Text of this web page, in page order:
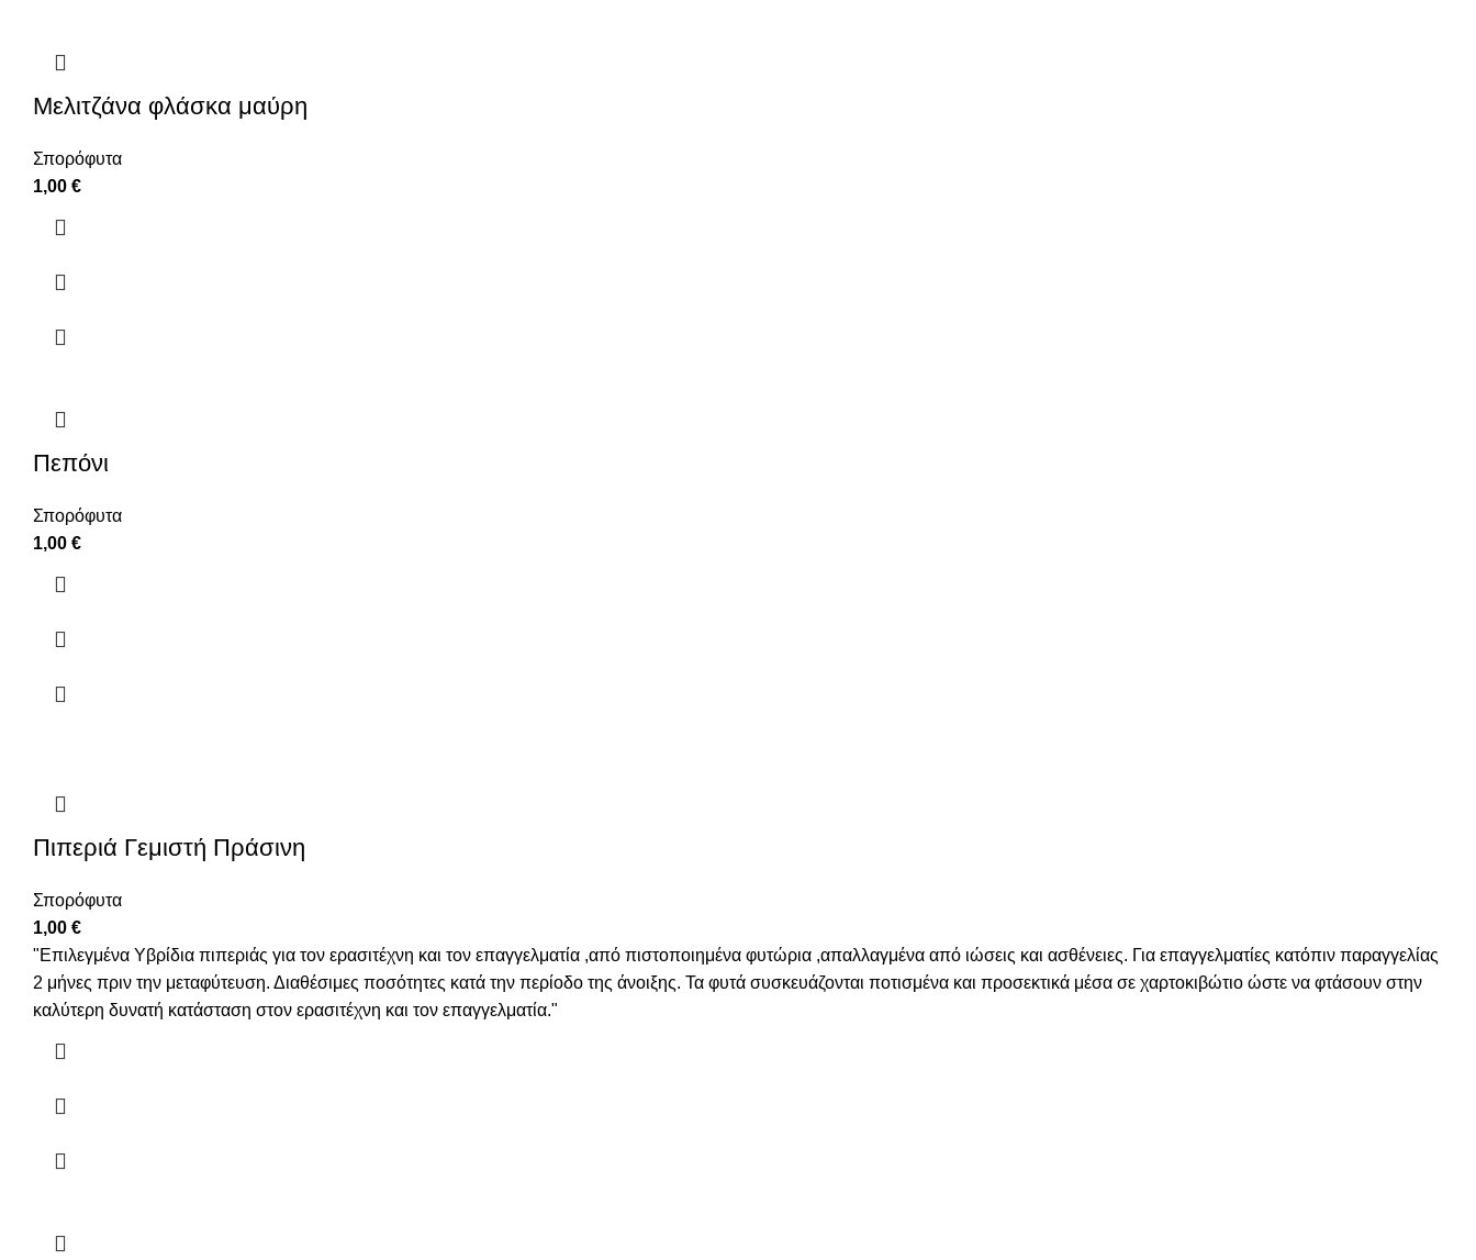
Μελιτζάνα φλάσκα μαύρη
Σπορόφυτα
1,00 €
Πεπόνι
Σπορόφυτα
1,00 €
Πιπεριά Γεμιστή Πράσινη
Σπορόφυτα
1,00 €
"Επιλεγμένα Υβρίδια πιπεριάς για τον ερασιτέχνη και τον επαγγελματία ,από πιστοποιημένα φυτώρια ,απαλλαγμένα από ιώσεις και ασθένειες. Για επαγγελματίες κατόπιν παραγγελίας
2 μήνες πριν την μεταφύτευση. Διαθέσιμες ποσότητες κατά την περίοδο της άνοιξης. Τα φυτά συσκευάζονται ποτισμένα και προσεκτικά μέσα σε χαρτοκιβώτιο ώστε να φτάσουν στην
καλύτερη δυνατή κατάσταση στον ερασιτέχνη και τον επαγγελματία."